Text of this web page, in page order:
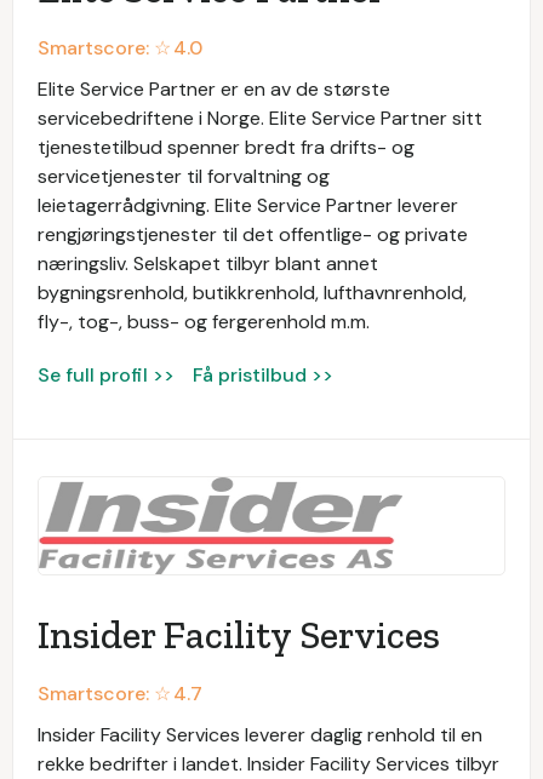
Smartscore: ☆4.0
Elite Service Partner er en av de største
servicebedriftene i Norge. Elite Service Partner sitt
tjenestetilbud spenner bredt fra drifts- og
servicetjenester til forvaltning og
leietagerrådgivning. Elite Service Partner leverer
rengjøringstjenester til det offentlige- og private
næringsliv. Selskapet tilbyr blant annet
bygningsrenhold, butikkrenhold, lufthavnrenhold,
fly-, tog-, buss- og fergerenhold m.m.
Se full profil >> Få pristilbud >>
Insider Facility Services
Smartscore: ☆4.7
Insider Facility Services leverer daglig renhold til en
rekke bedrifter i landet. Insider Facility Services tilbyr